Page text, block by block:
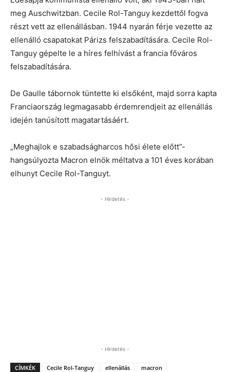
meg Auschwitzban. Cecile Rol-Tanguy kezdettől fogva
részt vett az ellenállásban. 1944 nyarán férje vezette az
ellenálló csapatokat Párizs felszabadítására. Cecile Rol-
Tanguy gépelte le a híres felhívást a francia főváros
felszabadítására.
De Gaulle tábornok tüntette ki elsőként, majd sorra kapta
Franciaország legmagasabb érdemrendjeit az ellenállás
idején tanúsított magatartásáért.
„Meghajlok e szabadságharcos hősi élete előtt”-
hangsúlyozta Macron elnök méltatva a 101 éves korában
elhunyt Cecile Rol-Tanguyt.
- Hirdetés -
- Hirdetés -
CÍMKÉK Cecile Rol-Tanguy ellenállás macron